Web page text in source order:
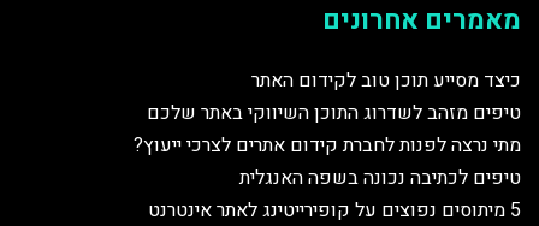
מאמרים אחרונים
כיצד מסייע תוכן טוב לקידום האתר
טיפים מזהב לשדרוג התוכן השיווקי באתר שלכם
מתי נרצה לפנות לחברת קידום אתרים לצרכי ייעוץ?
טיפים לכתיבה נכונה בשפה האנגלית
5 מיתוסים נפוצים על קופירייטינג לאתר אינטרנט